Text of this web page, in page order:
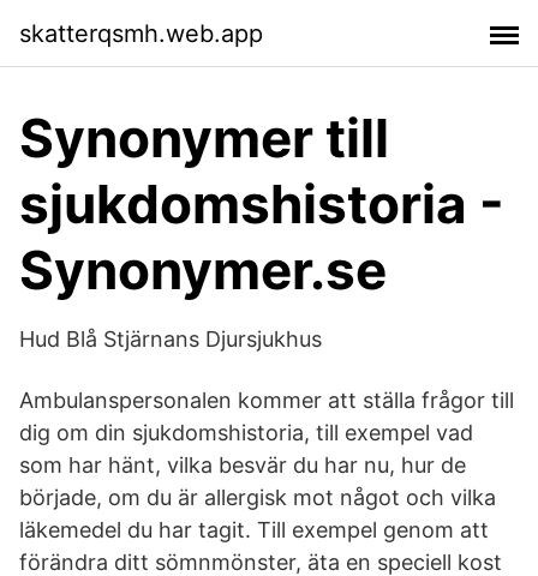
skatterqsmh.web.app
Synonymer till
sjukdomshistoria -
Synonymer.se
Hud Blå Stjärnans Djursjukhus
Ambulanspersonalen kommer att ställa frågor till
dig om din sjukdomshistoria, till exempel vad
som har hänt, vilka besvär du har nu, hur de
började, om du är allergisk mot något och vilka
läkemedel du har tagit. Till exempel genom att
förändra ditt sömnmönster, äta en speciell kost